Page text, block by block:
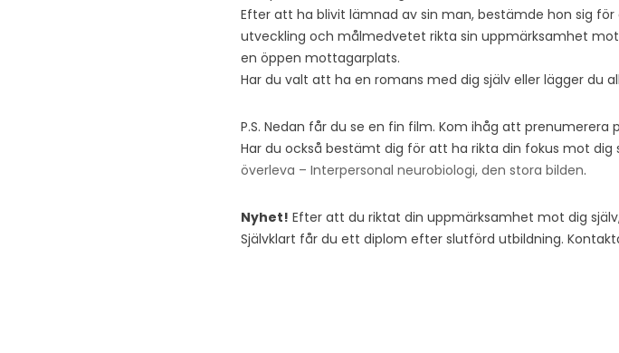
Efter att ha blivit lämnad av sin man, bestämde hon sig
utveckling och målmedvetet rikta sin uppmärksamhet
en öppen mottagarplats.
Har du valt att ha en romans med dig själv eller lägger du
P.S. Nedan får du se en fin film. Kom ihåg att prenumerera
Har du också bestämt dig för att ha rikta din fokus mot dig
överleva – Interpersonal neurobiologi, den stora bilden.
Nyhet! Efter att du riktat din uppmärksamhet mot dig
Självklart får du ett diplom efter slutförd utbildning.